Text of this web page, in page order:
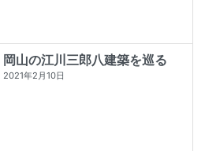
岡山の江川三郎八建築を巡る
2021年2月10日